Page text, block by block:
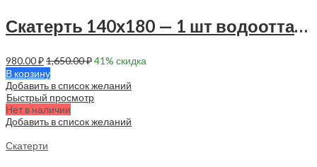
Скатерть 140х180 — 1 шт водоотталкивающая — 90042
980.00₽1,650.00₽41% скидка
В корзину
Добавить в список желаний
Быстрый просмотр
Нет в наличии
Добавить в список желаний
Скатерти